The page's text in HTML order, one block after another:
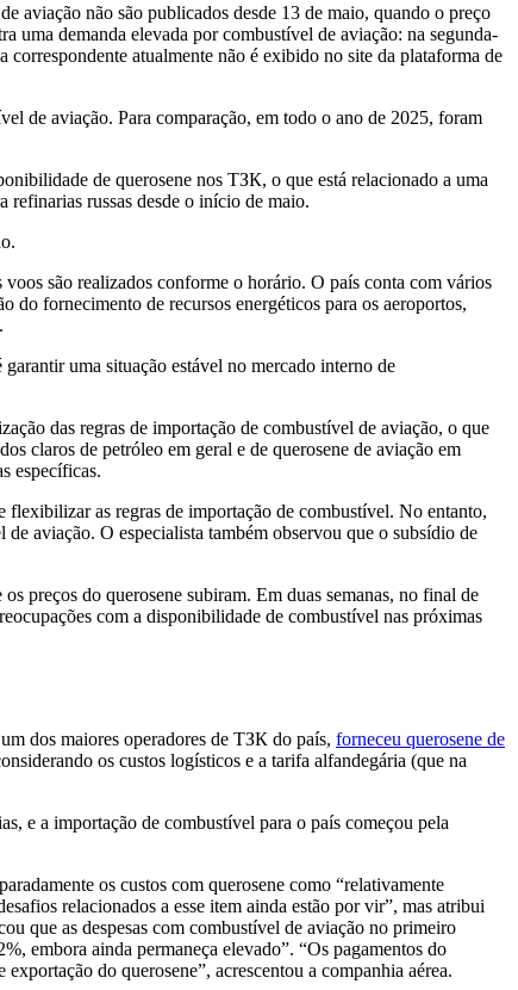
aviação não são publicados desde 13 de maio, quando o preço
uma demanda elevada por combustível de aviação: na segunda-
atualmente não é exibido no site da plataforma de
de aviação. Para comparação, em todo o ano de 2025, foram
de querosene nos ТЗК, o que está relacionado a uma
refinarias russas desde o início de maio.
são realizados conforme o horário. O país conta com vários
do fornecimento de recursos energéticos para os aeroportos,
uma situação estável no mercado interno de
das regras de importação de combustível de aviação, o que
claros de petróleo em geral e de querosene de aviação em
específicas.
flexibilizar as regras de importação de combustível. No entanto,
aviação. O especialista também observou que o subsídio de
preços do querosene subiram. Em duas semanas, no final de
com a disponibilidade de combustível nas próximas
dos maiores operadores de ТЗК do país, forneceu querosene de
os custos logísticos e a tarifa alfandegária (que na
e a importação de combustível para o país começou pela
os custos com querosene como “relativamente
relacionados a esse item ainda estão por vir”, mas atribui
que as despesas com combustível de aviação no primeiro
embora ainda permaneça elevado”. “Os pagamentos do
do querosene”, acrescentou a companhia aérea.